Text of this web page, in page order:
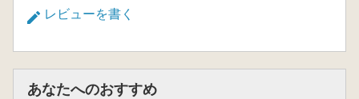
レビューを書く
あなたへのおすすめ